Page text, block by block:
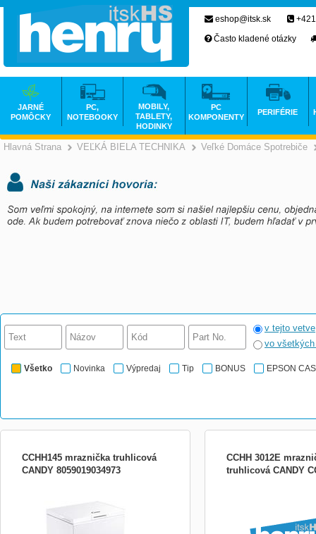
Hlavná Strana >
VEĽKÁ BIELA TECHNIKA >
Veľké Domáce Spotrebiče
v tejto vetve
vo
Všetko Novinka Výpredaj Tip BONUS EPSON
CCHH145 mraznička truhlicová
CANDY 8059019034973
za den (kWh/24 hod) 0,619Roční spotřeba
energie (kWh/rok) 226 Mrazicí výkon
(kg/24 hod) 6,5 Doba skladování při
CCHH 3012E
truhlicová CANDY
eshop@itsk.sk
Často kladené otázky
JARNÉ
POMÔCKY
PC,
NOTEBOOKY
MOBILY,
TABLETY,
HODINKY
PC
KOMPONENTY
PERIFÉRIE